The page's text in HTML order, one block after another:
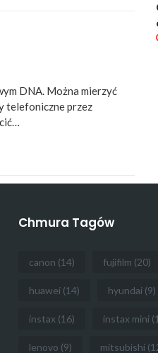
DNA. Można mierzyć
telefoniczne przez
Chmura Tagów
canon (14) fujifilm (20)
huawei (14) hyundai (9)
instax (16) instax mini
lenovo (9) mitsubishi